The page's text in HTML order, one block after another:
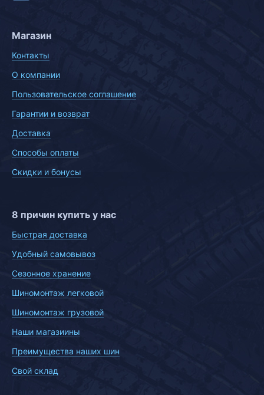
Магазин
Контакты
О компании
Пользовательское соглашение
Гарантии и возврат
Доставка
Способы оплаты
Скидки и бонусы
8 причин купить у нас
Быстрая доставка
Удобный самовывоз
Сезонное хранение
Шиномонтаж легковой
Шиномонтаж грузовой
Наши магазиины
Преимущества наших шин
Свой склад